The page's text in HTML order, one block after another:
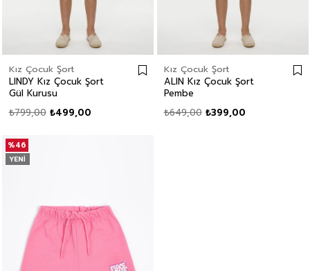
Kız Çocuk Şort
LINDY Kız Çocuk Şort
Gül Kurusu
₺499,00
₺799,00
Kız Çocuk Şort
ALIN Kız Çocuk Şort
Pembe
₺399,00
₺649,00
%46
YENI